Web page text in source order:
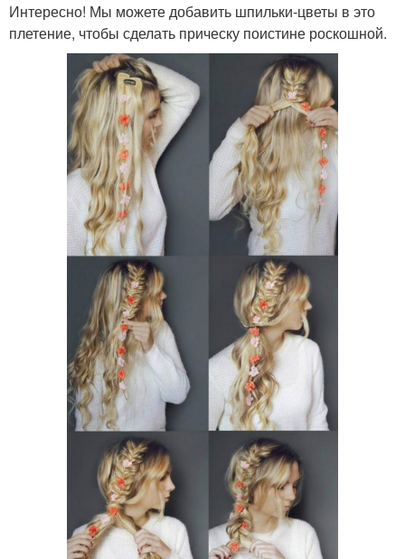
Интересно! Мы можете добавить шпильки-цветы в это
плетение, чтобы сделать прическу поистине роскошной.